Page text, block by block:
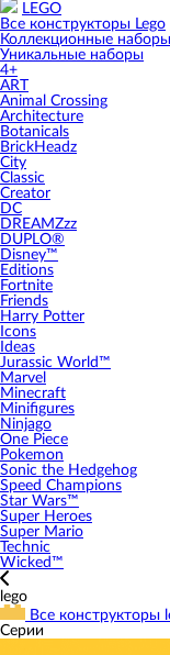
LEGO
Все конструкторы Lego
Коллекционные наборы
Уникальные наборы
4+
ART
Animal Crossing
Architecture
Botanicals
BrickHeadz
City
Classic
Creator
DC
DREAMZzz
DUPLO®
Disney™
Editions
Fortnite
Friends
Harry Potter
Icons
Ideas
Jurassic World™
Marvel
Minecraft
Minifigures
Ninjago
One Piece
Pokemon
Sonic the Hedgehog
Speed Champions
Star Wars™
Super Heroes
Super Mario
Technic
Wicked™
lego
Все конструкторы
Серии